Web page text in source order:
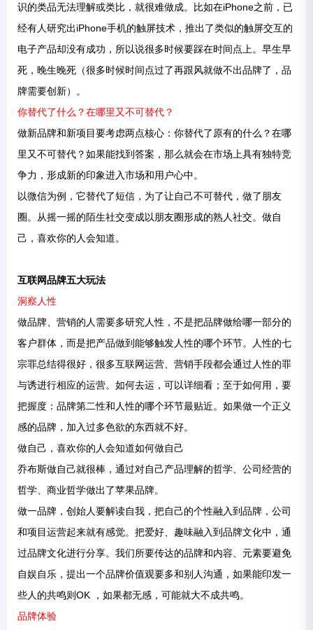
识的类品无法理解或类比，就很难做成。比如在iPhone之前，已
经有人研究出iPhone手机的触屏技术，推出了类似的触屏交互的
电子产品却没有成功，所以说很多时候要踩在时间点上。早生早
死，晚生晚死（很多时候时间点过了再跟风就做不出品牌了，品
牌需要创新）。
你替代了什么？在哪里又不可替代？
做新品牌和新项目要考虑两点核心：你替代了原有的什么？在哪
里又不可替代？如果能找到答案，那么就会在市场上具有独特竞
争力，形成新的印象进入市场和用户心中。
以微信为例，它替代了短信，为了让自己不可替代，做了朋友
圈。从摇一摇的陌生社交变成以朋友圈形成的熟人社交。做自
己，喜欢你的人会知道。
互联网品牌五大玩法
洞察人性
做品牌、营销的人需要多研究人性，不是把品牌做给哪一部分的
客户群体，而是把产品做到能够触发人性的哪个环节。人性的七
宗罪总结得很好，很多互联网运营、营销手段都会通过人性的罪
与诱进行相应的运营。如何去运，可以详细看；至于如何用，要
把握度：品牌第二性和人性的哪个环节最贴近。如果做一个正义
感的品牌，加入过多色欲的东西就不好。
做自己，喜欢你的人会知道如何做自己
乔布斯做自己就很棒，通过对自己产品理解的哲学、公司经营的
哲学、商业哲学做出了苹果品牌。
做一品牌，创始人要解读自我，把自己的个性融入到品牌，公司
和项目运营起来就有感觉。把爱好、趣味融入到品牌文化中，通
过品牌文化进行分享。我们所要传达的品牌和内容、元素要避免
自娱自乐，提出一个品牌价值观要多和别人沟通，如果能印发一
些人的共鸣则OK ，如果都无感，可能就大不成共鸣。
品牌体验